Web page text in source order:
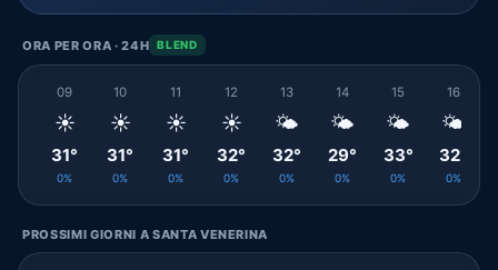
ORA PER ORA · 24H BLEND
09
☀️
31°
0%
10
☀️
31°
0%
11
☀️
31°
0%
12
☀️
32°
0%
13
🌤️
32°
0%
14
🌤️
29°
0%
15
🌤️
33°
0%
16
🌤️
32°
0%
PROSSIMI GIORNI A SANTA VENERINA